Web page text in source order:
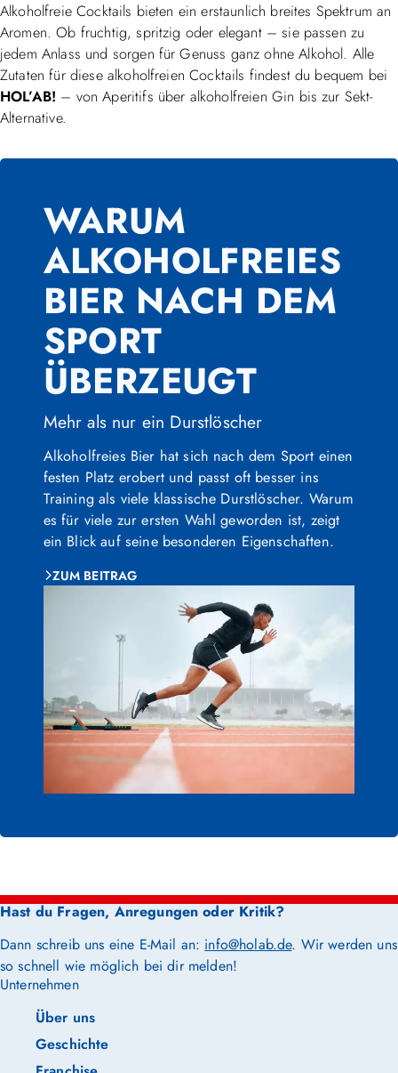
Alkoholfreie Cocktails bieten ein erstaunlich breites Spektrum an
Aromen. Ob fruchtig, spritzig oder elegant – sie passen zu
jedem Anlass und sorgen für Genuss ganz ohne Alkohol. Alle
Zutaten für diese alkoholfreien Cocktails findest du bequem bei
HOL’AB! – von Aperitifs über alkoholfreien Gin bis zur Sekt-
Alternative.
WARUM
ALKOHOLFREIES
BIER NACH DEM
SPORT
ÜBERZEUGT
Mehr als nur ein Durstlöscher
Alkoholfreies Bier hat sich nach dem Sport einen
festen Platz erobert und passt oft besser ins
Training als viele klassische Durstlöscher. Warum
es für viele zur ersten Wahl geworden ist, zeigt
ein Blick auf seine besonderen Eigenschaften.
ZUM BEITRAG
Hast du Fragen, Anregungen oder Kritik?
Dann schreib uns eine E-Mail an: info@holab.de. Wir werden uns
so schnell wie möglich bei dir melden!
Unternehmen
Über uns
Geschichte